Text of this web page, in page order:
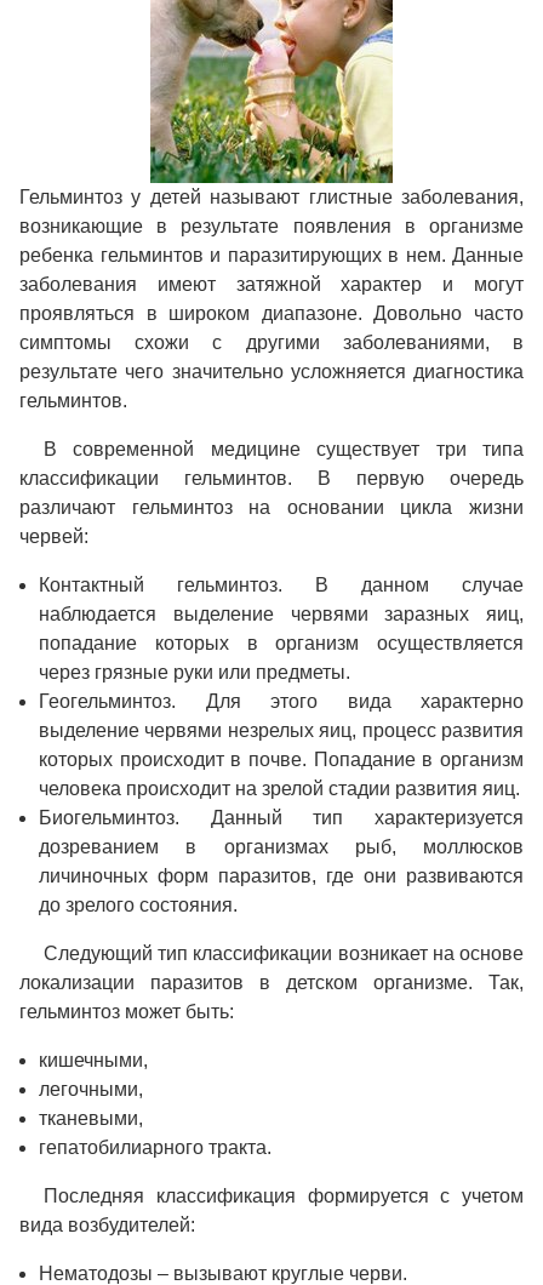
Гельминтоз у детей называют глистные заболевания,
возникающие в результате появления в организме
ребенка гельминтов и паразитирующих в нем. Данные
заболевания имеют затяжной характер и могут
проявляться в широком диапазоне. Довольно часто
симптомы схожи с другими заболеваниями, в
результате чего значительно усложняется диагностика
гельминтов.
В современной медицине существует три типа
классификации гельминтов. В первую очередь
различают гельминтоз на основании цикла жизни
червей:
Контактный гельминтоз. В данном случае
наблюдается выделение червями заразных яиц,
попадание которых в организм осуществляется
через грязные руки или предметы.
Геогельминтоз. Для этого вида характерно
выделение червями незрелых яиц, процесс развития
которых происходит в почве. Попадание в организм
человека происходит на зрелой стадии развития яиц.
Биогельминтоз. Данный тип характеризуется
дозреванием в организмах рыб, моллюсков
личиночных форм паразитов, где они развиваются
до зрелого состояния.
Следующий тип классификации возникает на основе
локализации паразитов в детском организме. Так,
гельминтоз может быть:
кишечными,
легочными,
тканевыми,
гепатобилиарного тракта.
Последняя классификация формируется с учетом
вида возбудителей:
Нематодозы – вызывают круглые черви.